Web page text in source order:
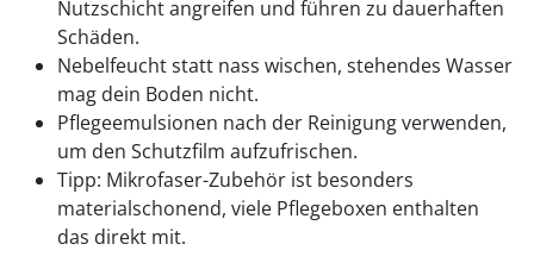
Nutzschicht angreifen und führen zu dauerhaften
Schäden.
Nebelfeucht statt nass wischen, stehendes Wasser
mag dein Boden nicht.
Pflegeemulsionen nach der Reinigung verwenden,
um den Schutzfilm aufzufrischen.
Tipp: Mikrofaser-Zubehör ist besonders
materialschonend, viele Pflegeboxen enthalten
das direkt mit.